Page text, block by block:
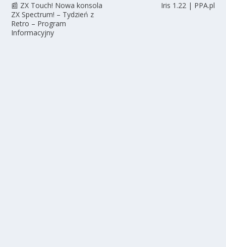
📰 ZX Touch! Nowa konsola
ZX Spectrum! – Tydzień z
Retro – Program
Informacyjny
Iris 1.22 | PPA.pl